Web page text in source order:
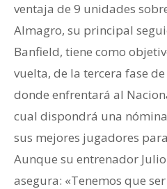
ventaja de 9 unidades
Almagro, su principal
Banfield, tiene como
vuelta, de la tercera fase
donde enfrentará al
cual dispondrá una
sus mejores jugadores
Aunque su entrenador
asegura: «Tenemos que